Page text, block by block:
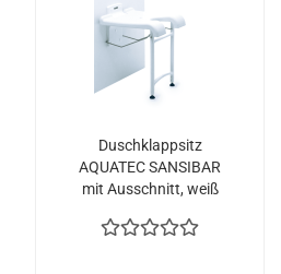
Duschklappsitz
AQUATEC SANSIBAR
mit Ausschnitt, weiß